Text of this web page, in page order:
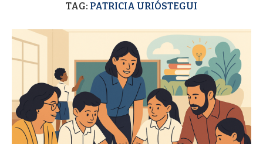
TAG: PATRICIA URIÓSTEGUI